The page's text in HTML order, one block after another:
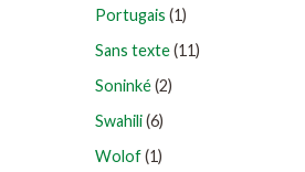
Portugais (1)
Sans texte(11)
Soninké(2)
Swahili(6)
Wolof(1)